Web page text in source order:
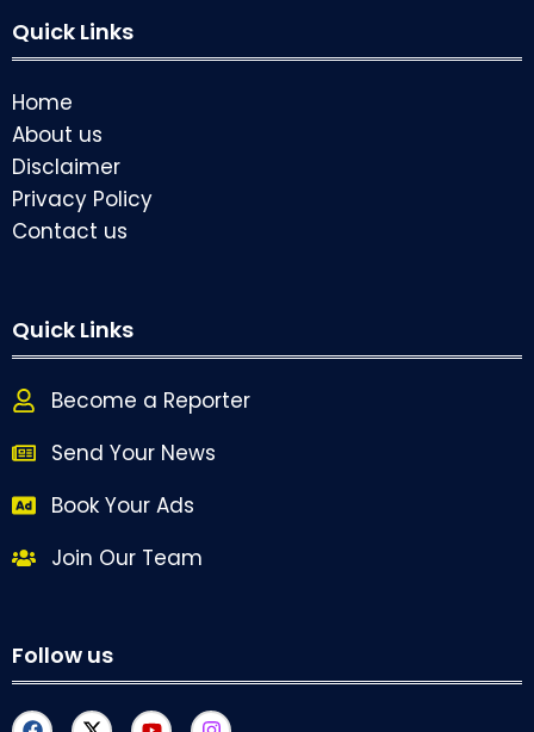
Quick Links
Home
About us
Disclaimer
Privacy Policy
Contact us
Quick Links
Become a Reporter
Send Your News
Book Your Ads
Join Our Team
Follow us